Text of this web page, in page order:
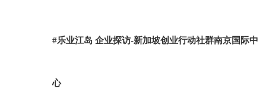
#乐业江岛 企业探访-新加坡创业行动社群南京国际中
心